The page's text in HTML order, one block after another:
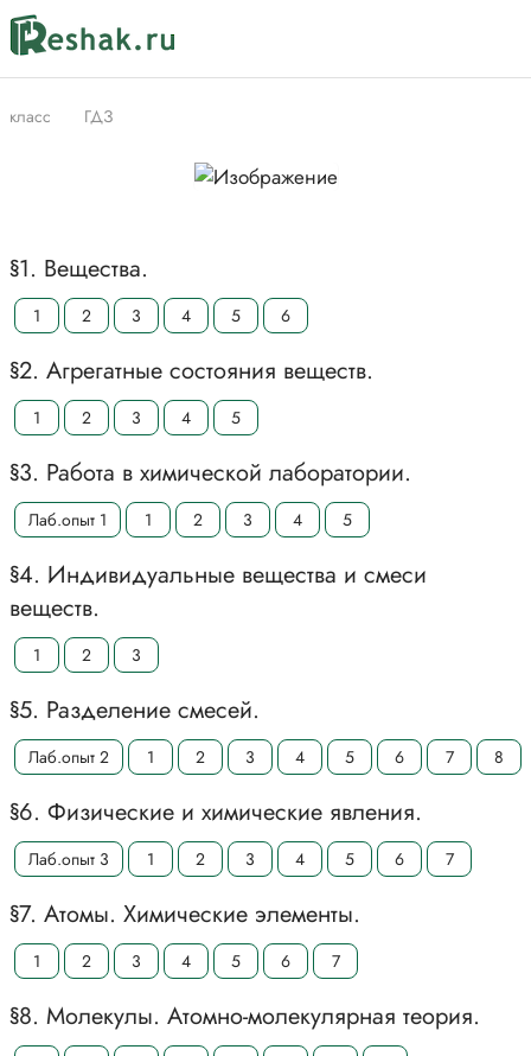
класс ГДЗ
§1. Вещества.
1 2 3 4 5 6
§2. Агрегатные состояния веществ.
1 2 3 4 5
§3. Работа в химической лаборатории.
Лаб.опыт 1 1 2 3 4 5
§4. Индивидуальные вещества и смеси
веществ.
1 2 3
§5. Разделение смесей.
Лаб.опыт 2 1 2 3 4 5 6 7 8
§6. Физические и химические явления.
Лаб.опыт 3 1 2 3 4 5 6 7
§7. Атомы. Химические элементы.
1 2 3 4 5 6 7
§8. Молекулы. Атомно-молекулярная теория.